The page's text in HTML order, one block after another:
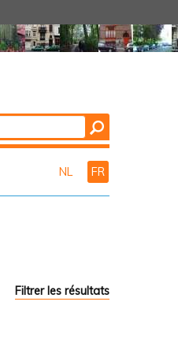
NL FR
Filtrer les résultats